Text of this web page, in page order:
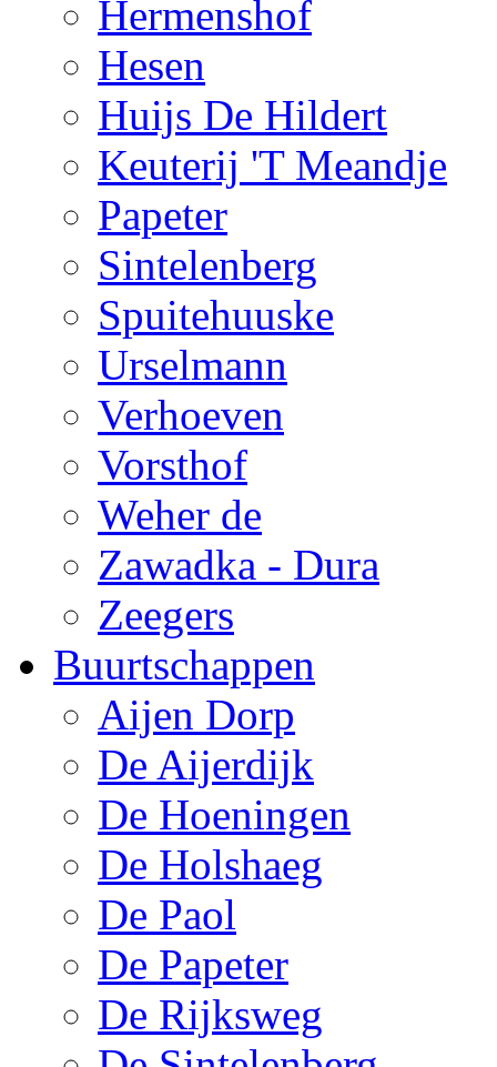
Hermenshof
Hesen
Huijs De Hildert
Keuterij 'T Meandje
Papeter
Sintelenberg
Spuitehuuske
Urselmann
Verhoeven
Vorsthof
Weher de
Zawadka - Dura
Zeegers
Buurtschappen
Aijen Dorp
De Aijerdijk
De Hoeningen
De Holshaeg
De Paol
De Papeter
De Rijksweg